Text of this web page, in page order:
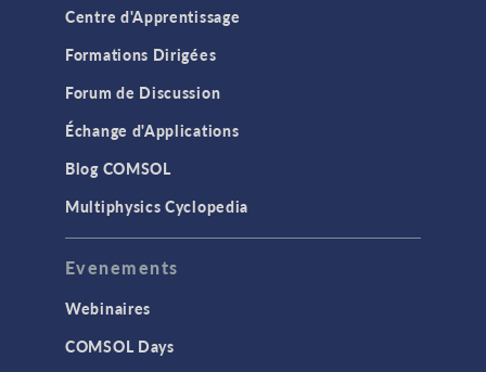
Centre d'Apprentissage
Formations Dirigées
Forum de Discussion
Échange d'Applications
Blog COMSOL
Multiphysics Cyclopedia
Evenements
Webinaires
COMSOL Days